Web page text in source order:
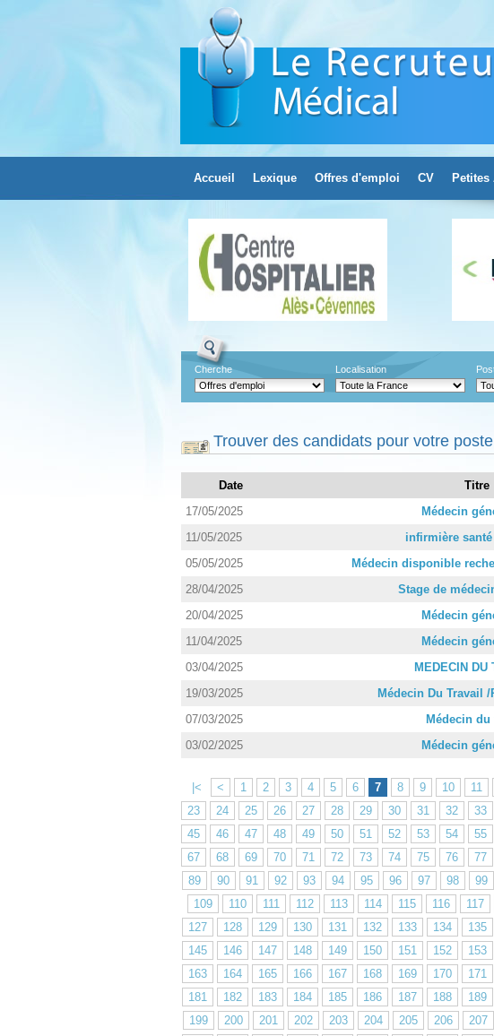
Accueil Lexique Offres d'emploi CV Petites
Cherche Localisation
Trouver des candidats pour votre
Date Titre
17/05/2025
Médecin
11/05/2025
infirmière santé
05/05/2025
Médecin disponible
28/04/2025
Stage de
20/04/2025
Médecin
11/04/2025
Médecin
03/04/2025
MEDECIN DU
19/03/2025
Médecin Du Travail /
07/03/2025
Médecin du
03/02/2025
Médecin
|< < 1 2 3 4 5 6 7 8 9 10 11
23
24 25 26 27 28 29 30 31 32 33
45
46 47 48 49 50 51 52 53 54 55
67
68 69 70 71 72 73 74 75 76 77
89
90 91 92 93 94 95 96 97 98 99
109
110 111 112 113 114 115 116 117
127
128 129 130 131 132 133 134 135
145
146 147 148 149 150 151 152 153
163
164 165 166 167 168 169 170 171
181
182 183 184 185 186 187 188 189
199
200 201 202 203 204 205 206 207